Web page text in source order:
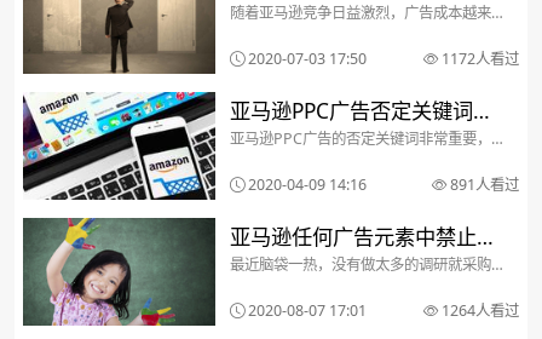
下降的悖论
随着亚马逊竞争日益激烈，广告成本越来
降低Acos成了一个绕不开的话题。我们来
探讨一下降低Acos的基本方法：操作1 ：
成本的...
2020-07-03 17:50 1172人看过
亚马逊PPC广告否定关键词怎
么玩？海外大卖是这么做的
亚马逊PPC广告的否定关键词非常重要，
上找到否定关键字？1、亚马逊搜索栏获取
否定关键字（甚至在启动PPC广告系列之
字，然后查看会出...
2020-04-09 14:16 891人看过
亚马逊任何广告元素中禁止的
内容有哪些？
最近脑袋一热，没有做太多的调研就采购
能投放广告。开case找客服咨询，被告知
产品不允许投放广告，因为“与政治运动、
2020-08-07 17:01 1264人看过